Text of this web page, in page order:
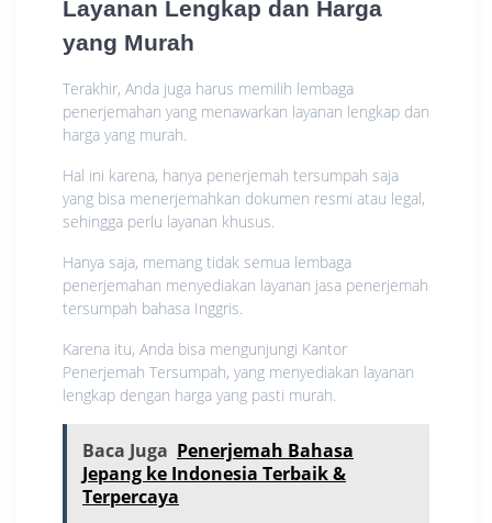
Layanan Lengkap dan Harga
yang Murah
Terakhir, Anda juga harus memilih lembaga
penerjemahan yang menawarkan layanan lengkap dan
harga yang murah.
Hal ini karena, hanya penerjemah tersumpah saja
yang bisa menerjemahkan dokumen resmi atau legal,
sehingga perlu layanan khusus.
Hanya saja, memang tidak semua lembaga
penerjemahan menyediakan layanan jasa penerjemah
tersumpah bahasa Inggris.
Karena itu, Anda bisa mengunjungi Kantor
Penerjemah Tersumpah, yang menyediakan layanan
lengkap dengan harga yang pasti murah.
Baca Juga Penerjemah Bahasa
Jepang ke Indonesia Terbaik &
Terpercaya